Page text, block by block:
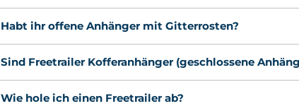
Habt ihr offene Anhänger mit Gitterrosten?
Sind Freetrailer Kofferanhänger (geschlossene
Wie hole ich einen Freetrailer ab?